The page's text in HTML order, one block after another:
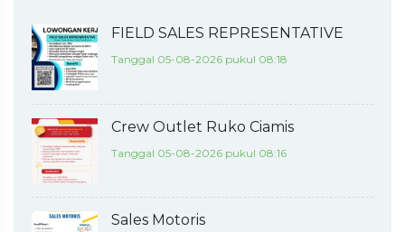
FIELD SALES REPRESENTATIVE
Tanggal 05-08-2026 pukul 08:18
Crew Outlet Ruko Ciamis
Tanggal 05-08-2026 pukul 08:16
Sales Motoris